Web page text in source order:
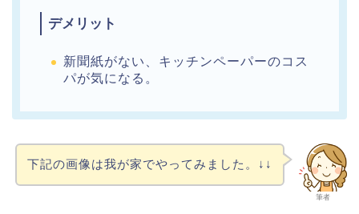
デメリット
新聞紙がない、キッチンペーパーのコス
パが気になる。
筆者
下記の画像は我が家でやってみました。↓↓